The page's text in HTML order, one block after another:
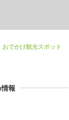
でかけ観光スポット
報